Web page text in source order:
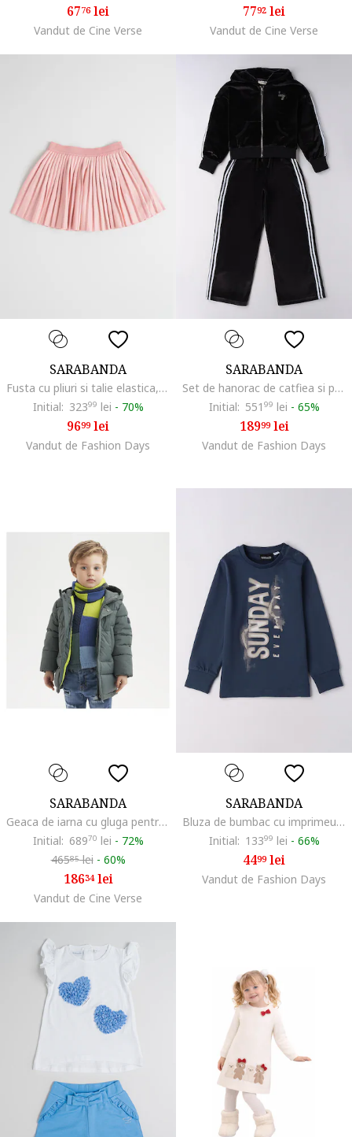
6776lei
Vandut de Cine Verse
7792 lei
Vandut de Cine Verse
SARABANDA
Fusta cu pliuri si talie elastica, Roz pastel/Argintiu
Initial: 32399 lei - 70%
9699lei
Vandut de Fashion Days
SARABANDA
Set de hanorac de catfiea si pantaloni de trening, Alb/Negru
Initial: 551 99 lei - 65%
18999lei
Vandut de Fashion Days
SARABANDA
Geaca de iarna cu gluga pentru baieti, 0.7183, Verde
Initial: 68970 lei - 72%
46585lei - 60%
18634lei
Vandut de Cine Verse
SARABANDA
Bluza de bumbac cu imprimeu text, Albastru ultramarin/Maro taupe deschis
Initial: 13399 lei - 66%
4499lei
Vandut de Fashion Days